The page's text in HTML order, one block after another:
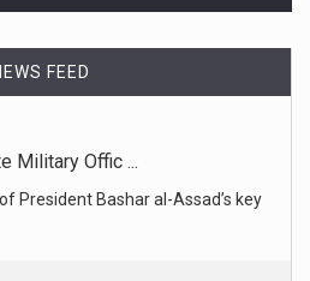
FEED
of ...
and nationwide demanding the